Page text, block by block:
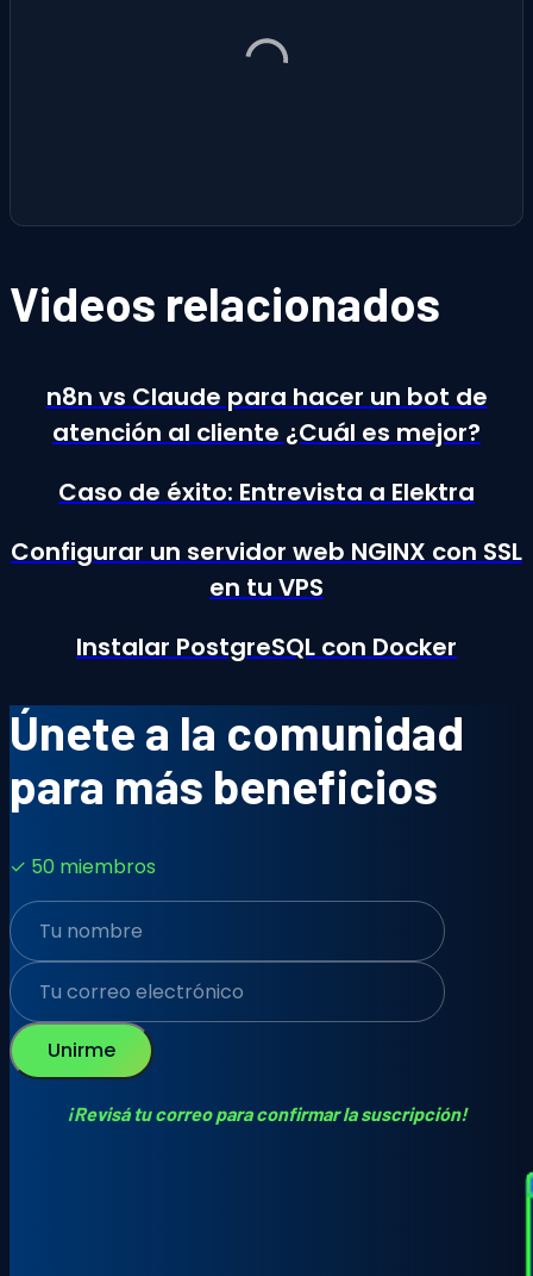
Videos relacionados
n8n vs Claude para hacer un bot de
atención al cliente ¿Cuál es mejor?
Caso de éxito: Entrevista a Elektra
Configurar un servidor web NGINX con SSL
en tu VPS
Instalar PostgreSQL con Docker
Únete a la comunidad
para más beneficios
✓ 50 miembros
Unirme
¡Revisá tu correo para confirmar la suscripción!